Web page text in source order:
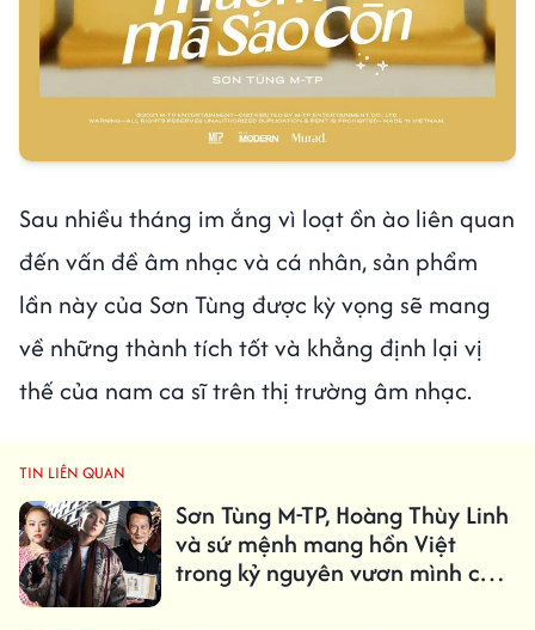
Sau nhiều tháng im ắng vì loạt ồn ào liên quan
đến vấn đề âm nhạc và cá nhân, sản phẩm
lần này của Sơn Tùng được kỳ vọng sẽ mang
về những thành tích tốt và khẳng định lại vị
thế của nam ca sĩ trên thị trường âm nhạc.
TIN LIÊN QUAN
Sơn Tùng M-TP, Hoàng Thùy Linh
và sứ mệnh mang hồn Việt
trong kỷ nguyên vươn mình của